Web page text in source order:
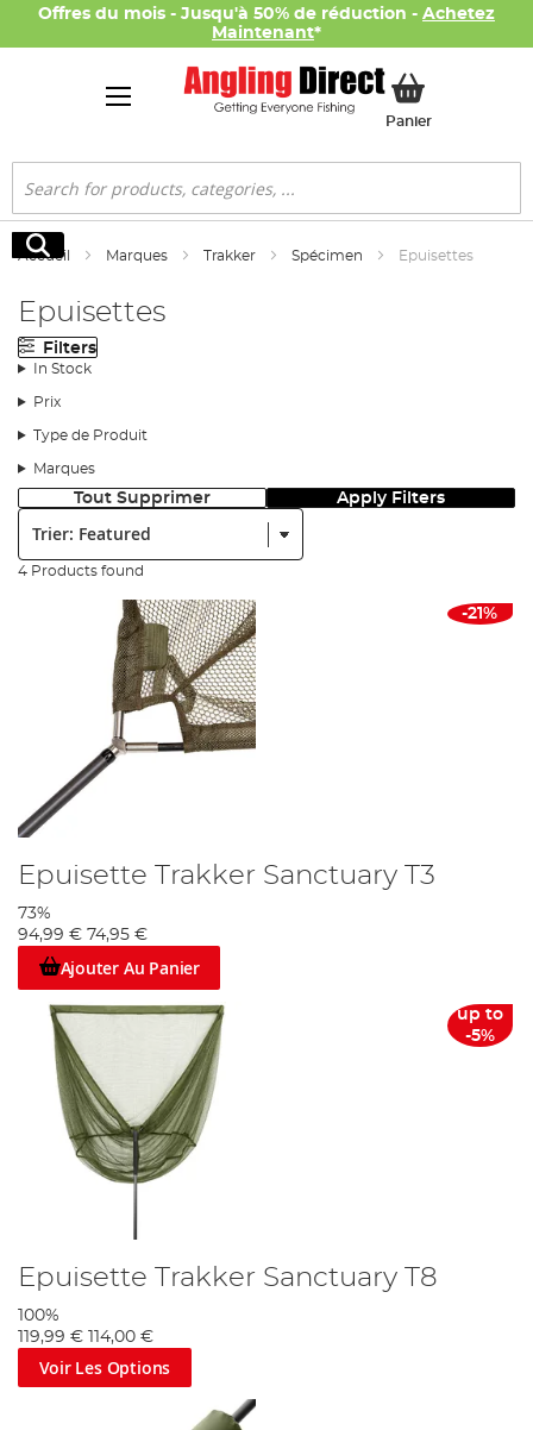
Offres du mois - Jusqu'à 50% de réduction - Achetez
Maintenant*
PanierMon panier
Rechercher
Rechercher
Accueil Marques Trakker Spécimen Epuisettes
Epuisettes
Filters
In Stock
Prix
Type de Produit
Marques
Tout Supprimer Apply Filters
4 Products found
-21%
Epuisette Trakker Sanctuary T3
73%
94,99 € 74,95 €
Ajouter Au Panier
up to
-5%
Epuisette Trakker Sanctuary T8
100%
119,99 € 114,00 €
Voir Les Options